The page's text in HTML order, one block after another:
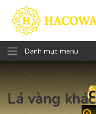
Danh mục menu
Lá vàng khác